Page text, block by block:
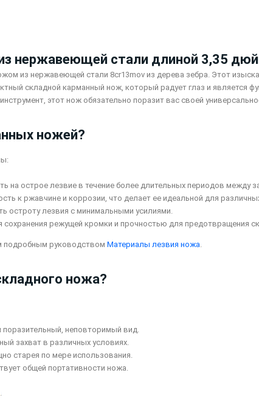
нержавеющей стали длиной 3,35
из нержавеющей стали 8cr13mov из дерева зебра. Этот
складной карманный нож, который радует глаз и является
этот нож обязательно поразит вас своей
ножей?
на острое лезвие в течение более длительных периодов между
к ржавчине и коррозии, что делает ее идеальной для
остроту лезвия с минимальными усилиями.
режущей кромки и прочностью для предотвращения
подробным руководством Материалы лезвия ножа.
ножа?
неповторимый вид.
захват в различных условиях.
старея по мере использования.
общей портативности ножа.